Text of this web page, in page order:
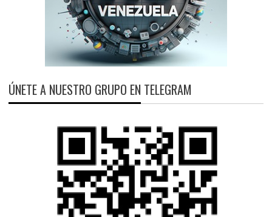
ÚNETE A NUESTRO GRUPO EN TELEGRAM